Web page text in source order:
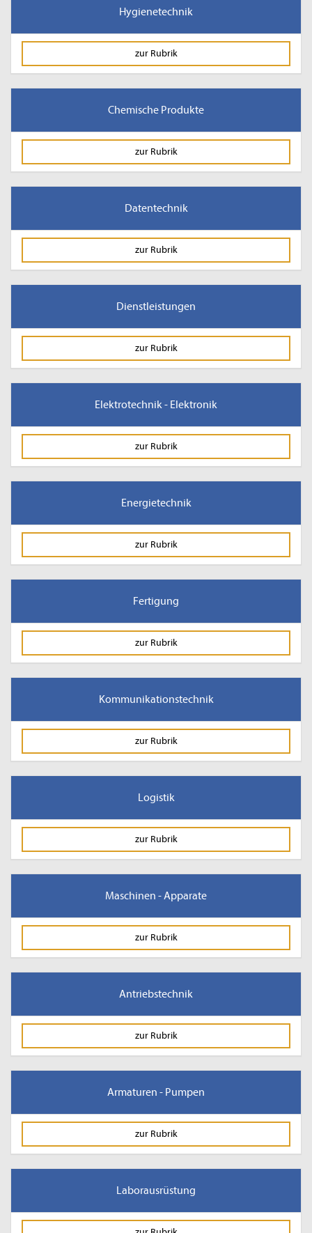
Hygienetechnik
zur Rubrik
Chemische Produkte
zur Rubrik
Datentechnik
zur Rubrik
Dienstleistungen
zur Rubrik
Elektrotechnik - Elektronik
zur Rubrik
Energietechnik
zur Rubrik
Fertigung
zur Rubrik
Kommunikationstechnik
zur Rubrik
Logistik
zur Rubrik
Maschinen - Apparate
zur Rubrik
Antriebstechnik
zur Rubrik
Armaturen - Pumpen
zur Rubrik
Laborausrüstung